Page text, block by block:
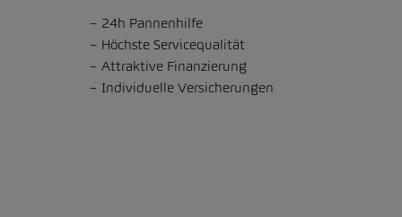
24h Pannenhilfe
Höchste Servicequalität
Attraktive Finanzierung
Individuelle Versicherungen